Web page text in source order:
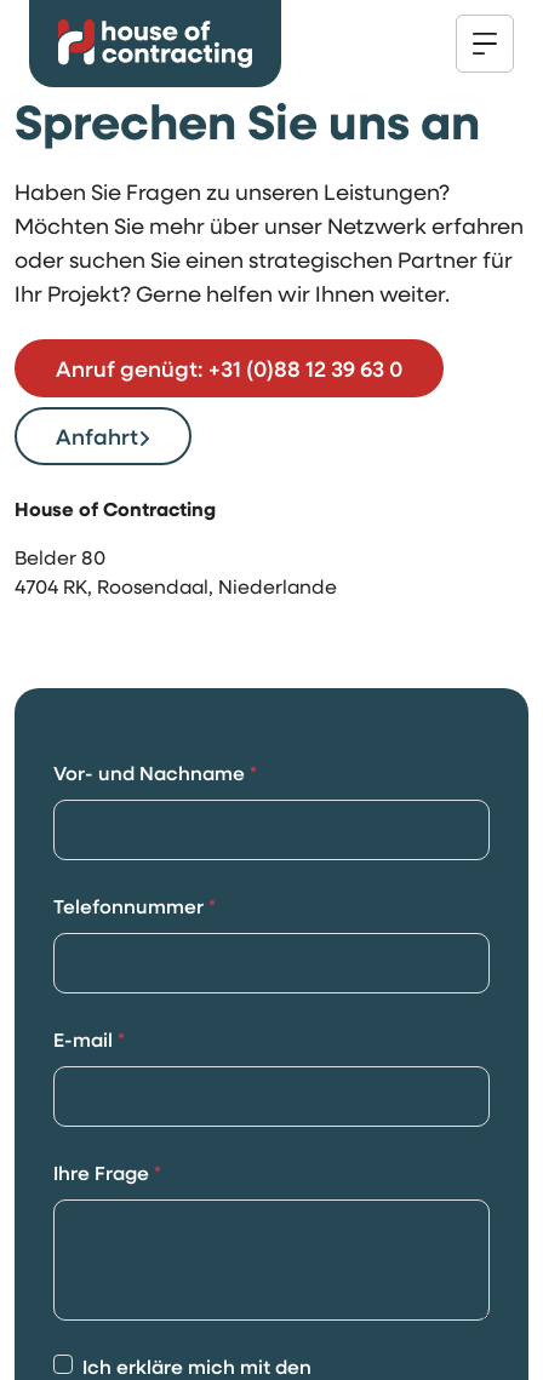
Sprechen Sie uns an
Haben Sie Fragen zu unseren Leistungen?
Möchten Sie mehr über unser Netzwerk erfahren
oder suchen Sie einen strategischen Partner für
Ihr Projekt? Gerne helfen wir Ihnen weiter.
Anruf genügt: +31 (0)88 12 39 63 0
Anfahrt
House of Contracting
Belder 80
4704 RK, Roosendaal, Niederlande
Vor- und Nachname *
Telefonnummer *
E-mail *
Ihre Frage *
Ich erkläre mich mit den